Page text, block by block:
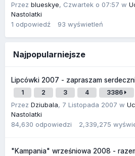
Przez blueskye, Czwartek o 07:57 w
Nastolatki
1 odpowiedź 93 wyświetleń
Najpopularniejsze
Lipcówki 2007 - zapraszam
1 2 3 4 3386
Przez Dziubala, 7 Listopada 2007 w
Nastolatki
84,630 odpowiedzi 2,339,275
"Kampania" wrześniowa 2008 -